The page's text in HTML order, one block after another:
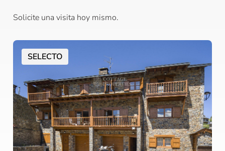
Solicite una visita hoy mismo.
SELECTO